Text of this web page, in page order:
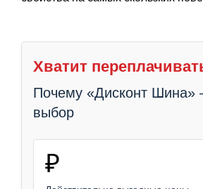
Хватит
Почему «Дисконт Шина»
выбор
₽